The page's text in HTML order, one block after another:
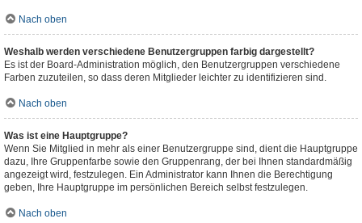
Nach oben
Weshalb werden verschiedene Benutzergruppen farbig dargestellt?
Es ist der Board-Administration möglich, den Benutzergruppen verschiedene
Farben zuzuteilen, so dass deren Mitglieder leichter zu identifizieren sind.
Nach oben
Was ist eine Hauptgruppe?
Wenn Sie Mitglied in mehr als einer Benutzergruppe sind, dient die Hauptgruppe
dazu, Ihre Gruppenfarbe sowie den Gruppenrang, der bei Ihnen standardmäßig
angezeigt wird, festzulegen. Ein Administrator kann Ihnen die Berechtigung
geben, Ihre Hauptgruppe im persönlichen Bereich selbst festzulegen.
Nach oben